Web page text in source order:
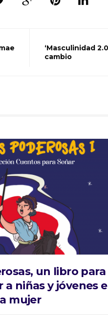
‘Masculinidad
cambio
un libro para
a niñas y jóvenes
mujer